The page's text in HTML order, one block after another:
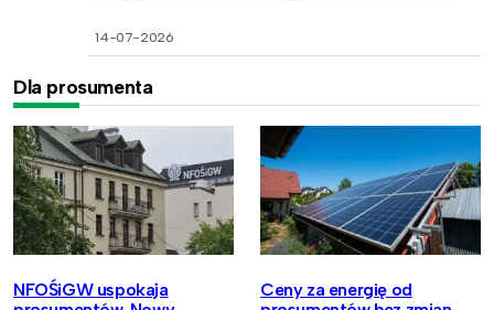
14-07-2026
Dla prosumenta
NFOŚiGW uspokaja
Ceny za energię od